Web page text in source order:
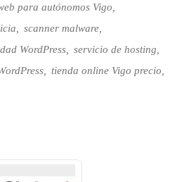
para autónomos Vigo
scanner malware
WordPress
servicio de hosting
tienda online Vigo precio